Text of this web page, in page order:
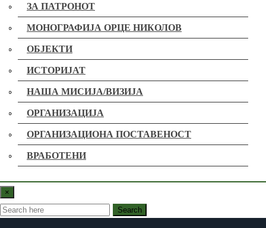
ЗА ПАТРОНОТ
МОНОГРАФИЈА ОРЦЕ НИКОЛОВ
ОБЈЕКТИ
ИСТОРИЈАТ
НАША МИСИЈА/ВИЗИЈА
ОРГАНИЗАЦИЈА
ОРГАНИЗАЦИОНА ПОСТАВЕНОСТ
ВРАБОТЕНИ
×
Search